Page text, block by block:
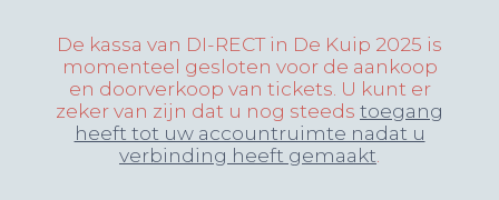
De kassa van DI-RECT in De Kuip 2025 is
momenteel gesloten voor de aankoop
en doorverkoop van tickets. U kunt er
zeker van zijn dat u nog steeds toegang
heeft tot uw accountruimte nadat u
verbinding heeft gemaakt